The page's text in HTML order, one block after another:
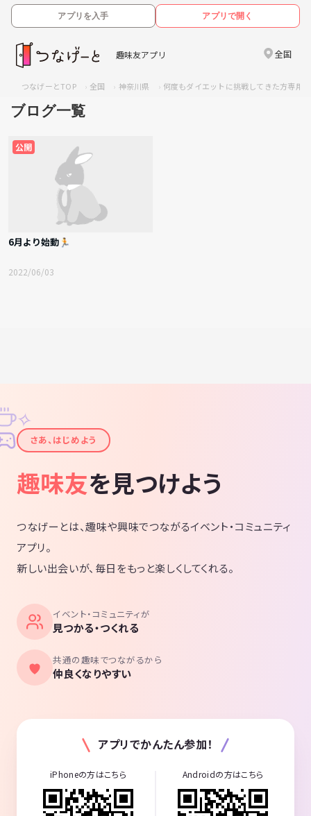
アプリを入手 アプリで開く
趣味友アプリ 全国
つなげーとTOP 全国 神奈川県 何度もダイエットに挑戦してきた方専用‼️
ブログ一覧
公開
6月より始動🏃
2022/06/03
✦
✧
さあ、はじめよう
趣味友を見つけよう
つなげーとは、趣味や興味でつながるイベント・コミュニティ
アプリ。
新しい出会いが、毎日をもっと楽しくしてくれる。
イベント・コミュニティが
見つかる・つくれる
共通の趣味でつながるから
仲良くなりやすい
アプリでかんたん参加！
iPhoneの方はこちら Androidの方はこちら